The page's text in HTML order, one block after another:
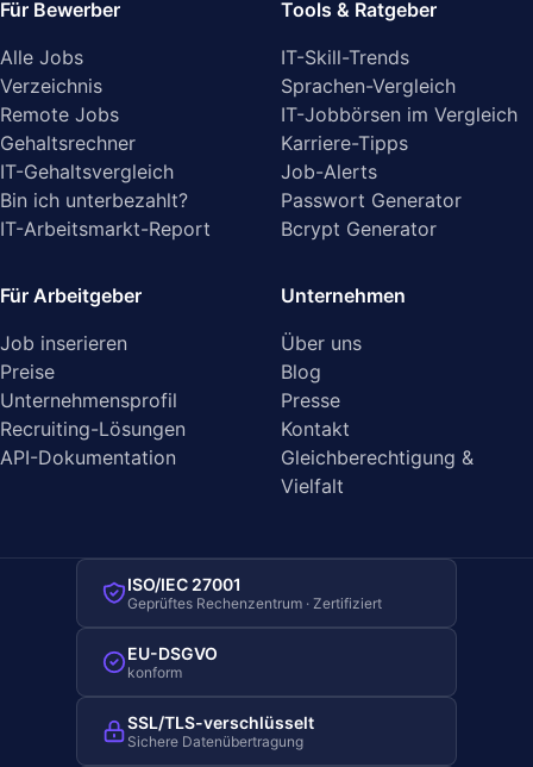
Für Bewerber
Alle Jobs
Verzeichnis
Remote Jobs
Gehaltsrechner
IT-Gehaltsvergleich
Bin ich unterbezahlt?
IT-Arbeitsmarkt-Report
Tools & Ratgeber
IT-Skill-Trends
Sprachen-Vergleich
IT-Jobbörsen im Vergleich
Karriere-Tipps
Job-Alerts
Passwort Generator
Bcrypt Generator
Für Arbeitgeber
Job inserieren
Preise
Unternehmensprofil
Recruiting-Lösungen
API-Dokumentation
Unternehmen
Über uns
Blog
Presse
Kontakt
Gleichberechtigung &
Vielfalt
ISO/IEC 27001
Geprüftes Rechenzentrum · Zertifiziert
EU-DSGVO
konform
SSL/TLS-verschlüsselt
Sichere Datenübertragung